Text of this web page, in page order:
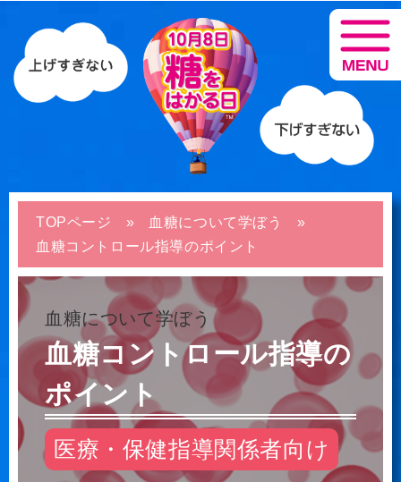
TOPページ
血糖について学ぼう
血糖コントロール指導のポイント
血糖について学ぼう
血糖コントロール指導の
ポイント
医療・保健指導関係者向け